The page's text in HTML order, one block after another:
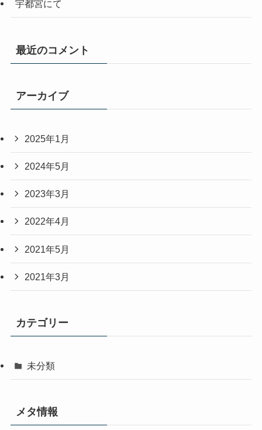
宇都宮にて
最近のコメント
アーカイブ
2025年1月
2024年5月
2023年3月
2022年4月
2021年5月
2021年3月
カテゴリー
未分類
メタ情報